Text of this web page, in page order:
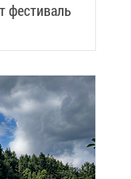
фе­сти­валь